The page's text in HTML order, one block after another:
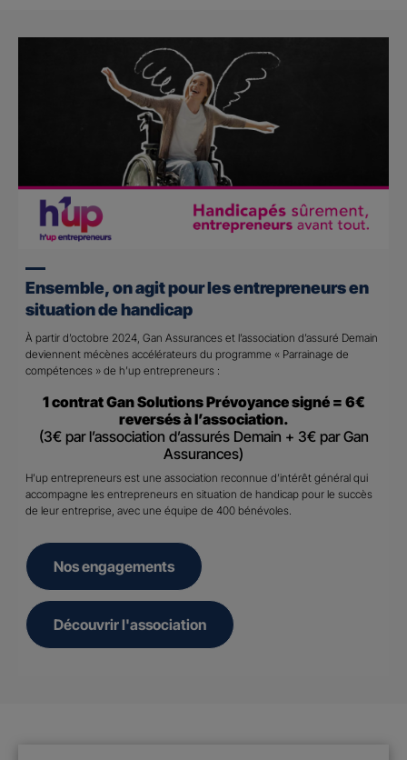
Ensemble, on agit pour les entrepreneurs en
situation de handicap
À partir d’octobre 2024, Gan Assurances et l’association d’assuré Demain
deviennent mécènes accélérateurs du programme « Parrainage de
compétences » de h’up entrepreneurs :
1 contrat Gan Solutions Prévoyance signé = 6€
reversés à l’association.
(3€ par l’association d’assurés Demain + 3€ par Gan
Assurances)
H’up entrepreneurs est une association reconnue d’intérêt général qui
accompagne les entrepreneurs en situation de handicap pour le succès
de leur entreprise, avec une équipe de 400 bénévoles.
Nos engagements
Découvrir l'association